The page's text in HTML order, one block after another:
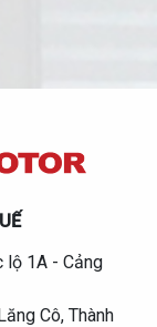
lộ 1A - Cảng
Cô, Thành